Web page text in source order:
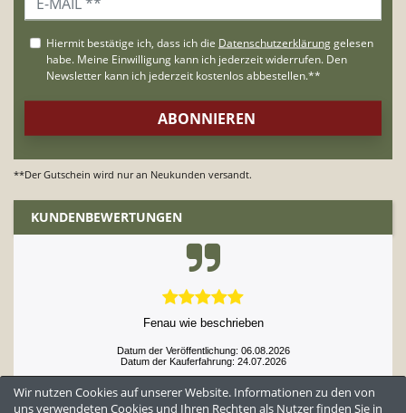
**Der Gutschein wird nur an Neukunden versandt.
KUNDENBEWERTUNGEN
Fenau wie beschrieben
Datum der Veröffentlichung: 06.08.2026
Datum der Kauferfahrung: 24.07.2026
Wir nutzen Cookies auf unserer Website. Informationen zu den von
uns verwendeten Cookies und Ihren Rechten als Nutzer finden Sie in